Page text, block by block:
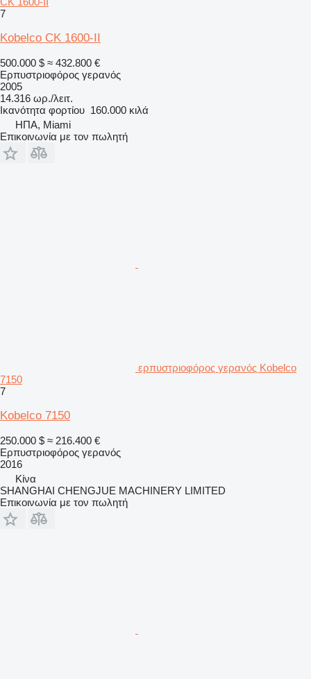
7
Kobelco CK 1600-II
500.000 $ ≈ 432.800 €
Ερπυστριοφόρος γερανός
2005
14.316 ωρ./λειτ.
Ικανότητα φορτίου 160.000 κιλά
ΗΠΑ, Miami
Επικοινωνία με τον πωλητή
ερπυστριοφόρος γερανός Kobelco
7150
7
Kobelco 7150
250.000 $ ≈ 216.400 €
Ερπυστριοφόρος γερανός
2016
Κίνα
SHANGHAI CHENGJUE MACHINERY LIMITED
Επικοινωνία με τον πωλητή